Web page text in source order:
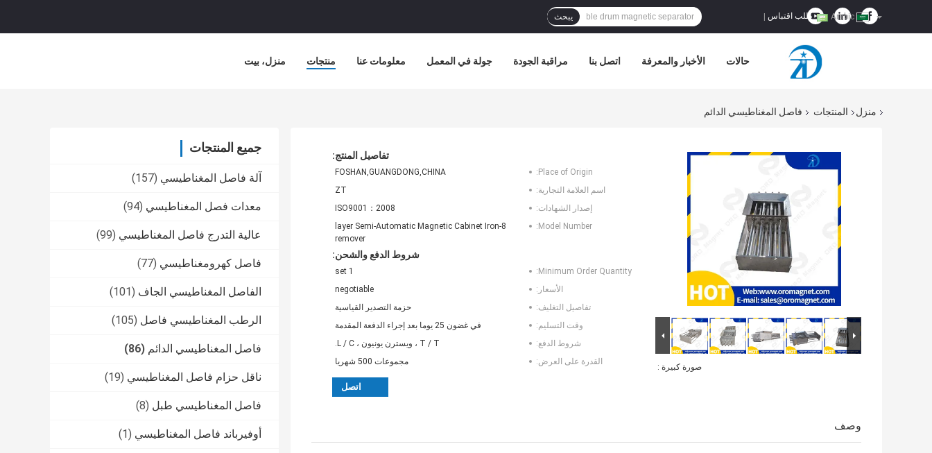
طلب اقتباس يبحث
منزل، بيت منتجات معلومات عنا جولة في المعمل مراقبة الجودة اتصل بنا الأخبار والمعرفة حالات
منزل المنتجات فاصل المغناطيسي الدائم
جميع المنتجات
آلة فاصل المغناطيسي (157)
معدات فصل المغناطيسي (94)
عالية التدرج فاصل المغناطيسي (99)
فاصل كهرومغناطيسي (77)
الفاصل المغناطيسي الجاف (101)
الرطب المغناطيسي فاصل (105)
فاصل المغناطيسي الدائم (86)
ناقل حزام فاصل المغناطيسي (19)
فاصل المغناطيسي طبل (8)
أوفيرباند فاصل المغناطيسي (1)
صورة كبيرة :
تفاصيل المنتج:
Place of Origin:
FOSHAN,GUANGDONG,CHINA
اسم العلامة التجارية:
ZT
إصدار الشهادات:
ISO9001：2008
Model Number:
8-layer Semi-Automatic Magnetic Cabinet Iron
remover
شروط الدفع والشحن:
Minimum Order Quantity:
1 set
الأسعار:
negotiable
تفاصيل التغليف:
حزمة التصدير القياسية
وقت التسليم:
في غضون 25 يوما بعد إجراء الدفعة المقدمة
شروط الدفع:
T / T ، ويسترن يونيون ، L / C.
القدرة على العرض:
مجموعات 500 شهريا
اتصل
وصف